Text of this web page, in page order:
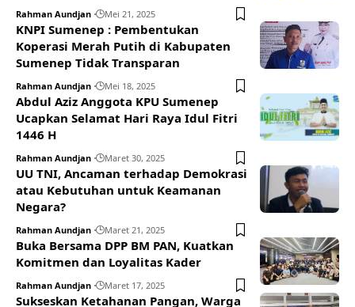
Rahman Aundjan Mei 21, 2025
KNPI Sumenep : Pembentukan
Koperasi Merah Putih di Kabupaten
Sumenep Tidak Transparan
Rahman Aundjan Mei 18, 2025
Abdul Aziz Anggota KPU Sumenep
Ucapkan Selamat Hari Raya Idul Fitri
1446 H
Rahman Aundjan Maret 30, 2025
UU TNI, Ancaman terhadap Demokrasi
atau Kebutuhan untuk Keamanan
Negara?
Rahman Aundjan Maret 21, 2025
Buka Bersama DPP BM PAN, Kuatkan
Komitmen dan Loyalitas Kader
Rahman Aundjan Maret 17, 2025
Sukseskan Ketahanan Pangan, Warga